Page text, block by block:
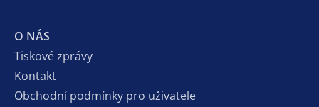
O NÁS
Tiskové zprávy
Kontakt
Obchodní podmínky pro uživatele